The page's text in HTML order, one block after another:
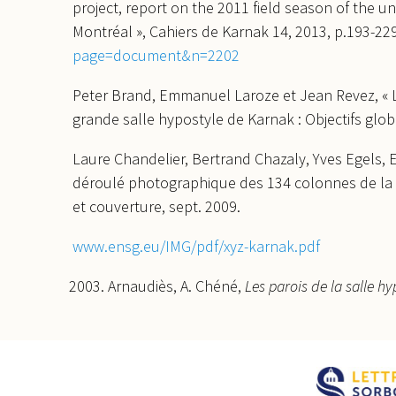
project, report on the 2011 field season of the
Montréal », Cahiers de Karnak 14, 2013, p.193-
page=document&n=2202
Peter Brand, Emmanuel Laroze et Jean Revez,
grande salle hypostyle de Karnak : Objectifs
Laure Chandelier, Bertrand Chazaly, Yves
déroulé photographique des 134 colonnes de la
et couverture, sept. 2009.
www.ensg.eu/IMG/pdf/xyz-karnak.pdf
Arnaudiès, A. Chéné, Les parois de la salle